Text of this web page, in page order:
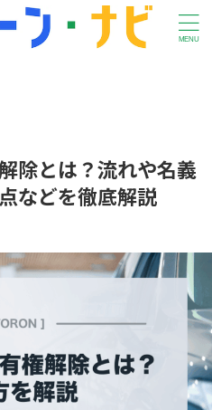
除とは？流れや名義
などを徹底解説